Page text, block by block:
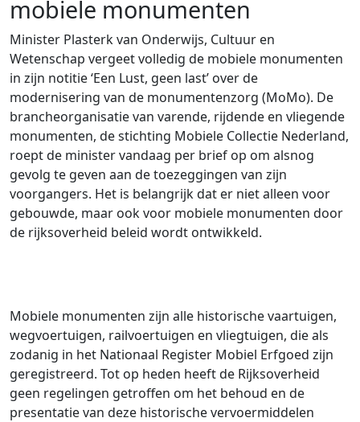
mobiele monumenten
Minister Plasterk van Onderwijs, Cultuur en
Wetenschap vergeet volledig de mobiele monumenten
in zijn notitie ‘Een Lust, geen last’ over de
modernisering van de monumentenzorg (MoMo). De
brancheorganisatie van varende, rijdende en vliegende
monumenten, de stichting Mobiele Collectie Nederland,
roept de minister vandaag per brief op om alsnog
gevolg te geven aan de toezeggingen van zijn
voorgangers. Het is belangrijk dat er niet alleen voor
gebouwde, maar ook voor mobiele monumenten door
de rijksoverheid beleid wordt ontwikkeld.
Mobiele monumenten zijn alle historische vaartuigen,
wegvoertuigen, railvoertuigen en vliegtuigen, die als
zodanig in het Nationaal Register Mobiel Erfgoed zijn
geregistreerd. Tot op heden heeft de Rijksoverheid
geen regelingen getroffen om het behoud en de
presentatie van deze historische vervoermiddelen